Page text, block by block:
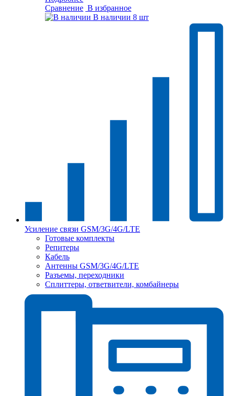
Сравнение В избранное
В наличии 8 шт
Усиление связи GSM/3G/4G/LTE
Готовые комплекты
Репитеры
Кабель
Антенны GSM/3G/4G/LTE
Разъемы, переходники
Сплиттеры, ответвители, комбайнеры